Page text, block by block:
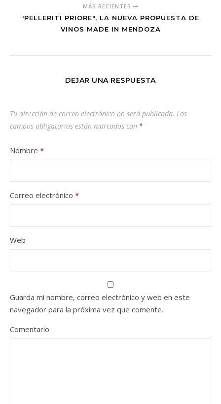
MÁS RECIENTES
'PELLERITI PRIORE", LA NUEVA PROPUESTA DE
VINOS MADE IN MENDOZA
DEJAR UNA RESPUESTA
Tu dirección de correo electrónico no será publicada. Los
campos obligatorios están marcados con *
Nombre *
Correo electrónico *
Web
Guarda mi nombre, correo electrónico y web en este
navegador para la próxima vez que comente.
Comentario